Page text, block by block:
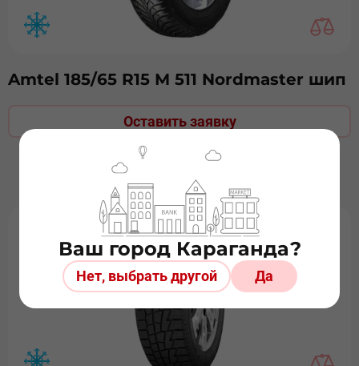
Amtel 185/65 R15 М 511 Nordmaster шип
Оставить заявку
Ваш город Караганда?
Нет, выбрать другой Да